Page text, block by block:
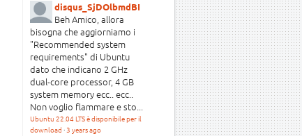
disqus_SjDOlbmdBI
Beh Amico, allora
bisogna che aggiorniamo i
"Recommended system
requirements" di Ubuntu
dato che indicano 2 GHz
dual-core processor, 4 GB
system memory ecc.. ecc..
Non voglio flammare e sto...
Ubuntu 22.04 LTS è disponibile per il
download ·3 years ago